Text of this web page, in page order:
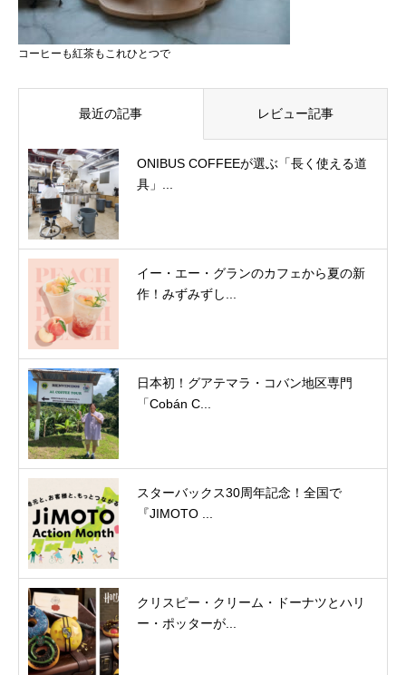
コーヒーも紅茶もこれひとつで
最近の記事 レビュー記事
ONIBUS COFFEEが選ぶ「長く使える道
具」...
イー・エー・グランのカフェから夏の新
作！みずみずし...
日本初！グアテマラ・コバン地区専門
「Cobán C...
スターバックス30周年記念！全国で
『JIMOTO ...
クリスピー・クリーム・ドーナツとハリ
ー・ポッターが...